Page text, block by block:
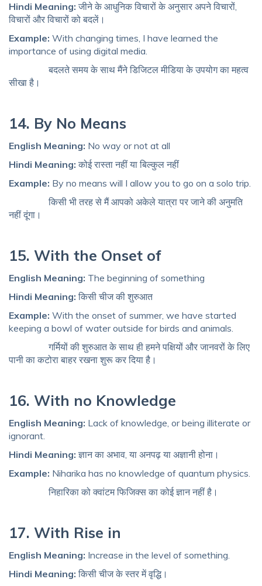
Hindi Meaning: जीने के आधुनिक विचारों के अनुसार अपने विचारों,
विचारों और विचारों को बदलें।
Example: With changing times, I have learned the
importance of using digital media.
बदलते समय के साथ मैंने डिजिटल मीडिया के उपयोग का महत्व
सीखा है।
14. By No Means
English Meaning: No way or not at all
Hindi Meaning: कोई रास्ता नहीं या बिल्कुल नहीं
Example: By no means will I allow you to go on a solo trip.
किसी भी तरह से मैं आपको अकेले यात्रा पर जाने की अनुमति
नहीं दूंगा।
15. With the Onset of
English Meaning: The beginning of something
Hindi Meaning: किसी चीज की शुरुआत
Example: With the onset of summer, we have started
keeping a bowl of water outside for birds and animals.
गर्मियों की शुरुआत के साथ ही हमने पक्षियों और जानवरों के लिए
पानी का कटोरा बाहर रखना शुरू कर दिया है।
16. With no Knowledge
English Meaning: Lack of knowledge, or being illiterate or
ignorant.
Hindi Meaning: ज्ञान का अभाव, या अनपढ़ या अज्ञानी होना।
Example: Niharika has no knowledge of quantum physics.
निहारिका को क्वांटम फिजिक्स का कोई ज्ञान नहीं है।
17. With Rise in
English Meaning: Increase in the level of something.
Hindi Meaning: किसी चीज के स्तर में वृद्धि।